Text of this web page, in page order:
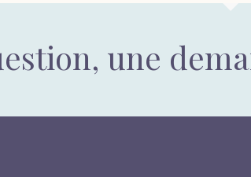
une